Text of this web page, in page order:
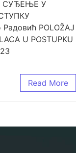
СУЂЕЊЕ У
POLOŽAJ
U POSTUPKU
Read More